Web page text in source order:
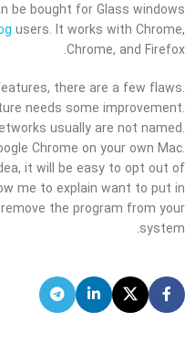
be bought for Glass windows
users. It works with Chrome,
Chrome, and Firefox.
there are a few flaws.
needs some improvement.
usually are not named.
Chrome on your own Mac.
it will be easy to opt out of
me to explain want to put in
the program from your
system.